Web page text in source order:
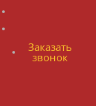
Заказать
звонок